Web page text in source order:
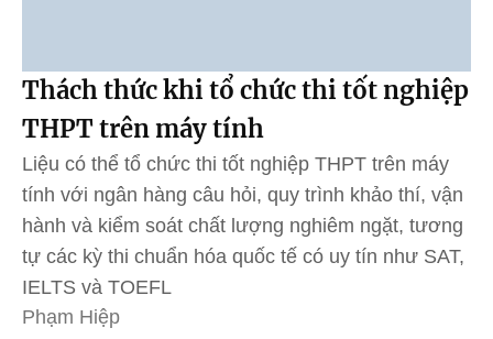
Thách thức khi tổ chức thi tốt nghiệp
THPT trên máy tính
Liệu có thể tổ chức thi tốt nghiệp THPT trên máy
tính với ngân hàng câu hỏi, quy trình khảo thí, vận
hành và kiểm soát chất lượng nghiêm ngặt, tương
tự các kỳ thi chuẩn hóa quốc tế có uy tín như SAT,
IELTS và TOEFL
Phạm Hiệp